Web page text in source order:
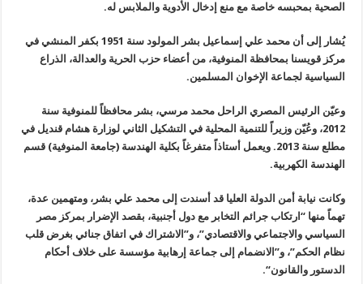
الصحية بمحبسه خاصة مع منع إدخال الأدوية والملابس له.
يُشار إلى أن محمد علي إسماعيل بشر المولود سنة 1951 بكفر المنشي في
مركز قويسنا بمحافظة المنوفية، من أعضاء حزب الحرية والعدالة، الذراع
السياسية لجماعة الإخوان المسلمين.
وعيّن الرئيس المصري الراحل محمد مرسي، بشر محافظاً للمنوفية سنة
2012، وعُيّن وزيراً للتنمية المحلية في التشكيل الثاني لوزارة هشام قنديل في
مطلع سنة 2013. ويعمل أستاذاً متفرغاً بكلية الهندسة (جامعة المنوفية) قسم
الهندسة الكهربية.
وكانت نيابة أمن الدولة العليا قد أسندت إلى محمد علي بشر، ومتهمين عدة،
تهماً منها “ارتكاب جرائم التخابر مع دول أجنبية، بقصد الإضرار بمركز مصر
السياسي والاجتماعي والاقتصادي”، و”الاشتراك في اتفاق جنائي بغرض قلب
نظام الحكم”، و”الانضمام إلى جماعة إرهابية مؤسسة على خلاف أحكام
الدستور والقانون“.